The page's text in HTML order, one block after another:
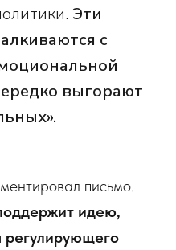
Эти
с
выгорают
письмо.
идею,
регулирующего